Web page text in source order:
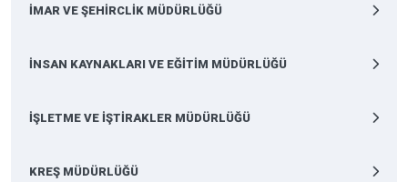
İMAR VE ŞEHİRCLİK MÜDÜRLÜĞÜ
İNSAN KAYNAKLARI VE EĞİTİM MÜDÜRLÜĞÜ
İŞLETME VE İŞTİRAKLER MÜDÜRLÜĞÜ
KREŞ MÜDÜRLÜĞÜ